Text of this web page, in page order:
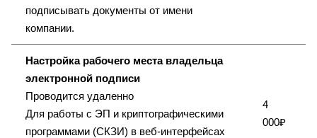
подписывать документы от имени
компании.
Настройка рабочего места владельца
электронной подписи
Проводится удаленно
Для работы с ЭП и криптографическими
программами (СКЗИ) в веб-интерфейсах
4
000₽